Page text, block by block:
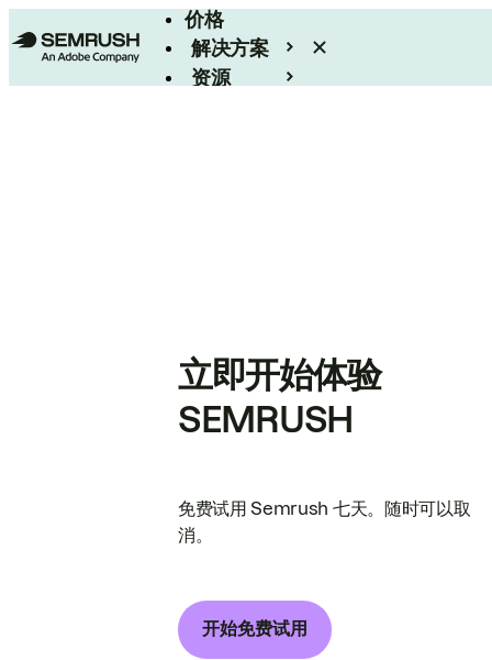
价格
解决方案
资源
立即开始体验
SEMRUSH
免费试用 Semrush 七天。随时可以取
消。
开始免费试用